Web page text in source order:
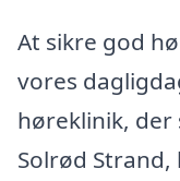
At sikre god
vores
høreklinik, der
Solrød